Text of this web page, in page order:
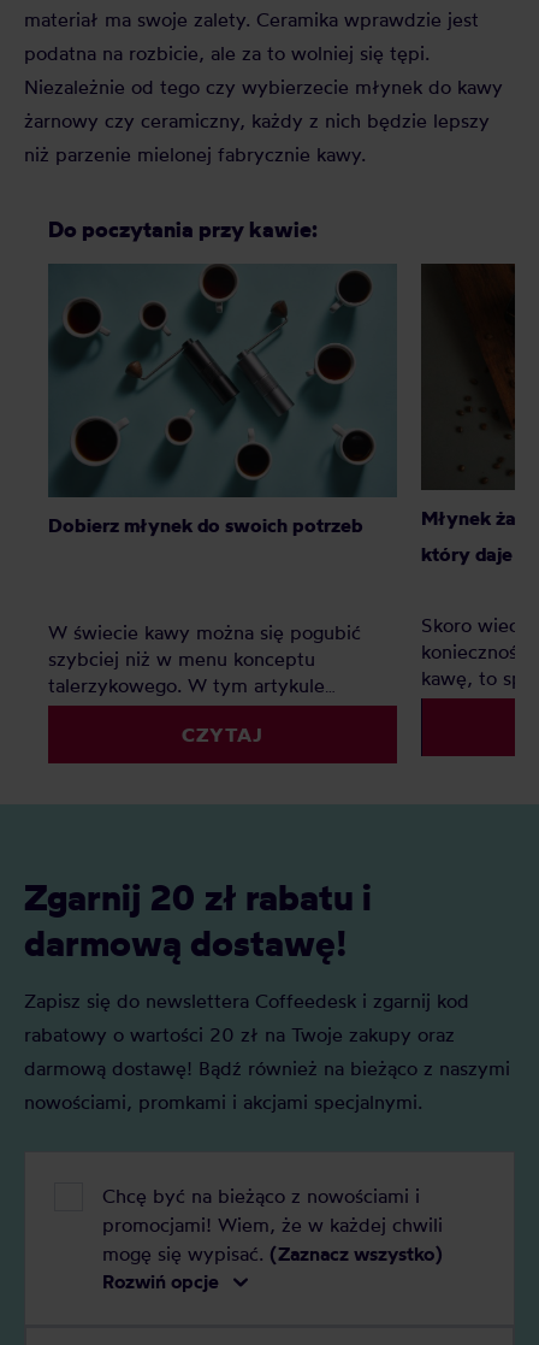
materiał ma swoje zalety. Ceramika wprawdzie jest
podatna na rozbicie, ale za to wolniej się tępi.
Niezależnie od tego czy wybierzecie młynek do kawy
żarnowy czy ceramiczny, każdy z nich będzie lepszy
niż parzenie mielonej fabrycznie kawy.
Do poczytania przy kawie:
Dobierz młynek do swoich potrzeb
W świecie kawy można się pogubić
szybciej niż w menu konceptu
talerzykowego. W tym artykule
pomożemy uporządkować ten temat,
rozwiać najczęstsze wątpliwości i
podpowiedzieć, jaki młynek ręczny ma
CZYTAJ
Młynek
który daje
Skoro
kawę, to
sobie na
młynek
Zgarnij 20 zł rabatu i
darmową dostawę!
Zapisz się do newslettera Coffeedesk i zgarnij kod
rabatowy o wartości 20 zł na Twoje zakupy oraz
darmową dostawę! Bądź również na bieżąco z naszymi
nowościami, promkami i akcjami specjalnymi.
Chcę być na bieżąco z nowościami i
promocjami! Wiem, że w każdej chwili
mogę się wypisać. (Zaznacz wszystko)
Rozwiń opcje